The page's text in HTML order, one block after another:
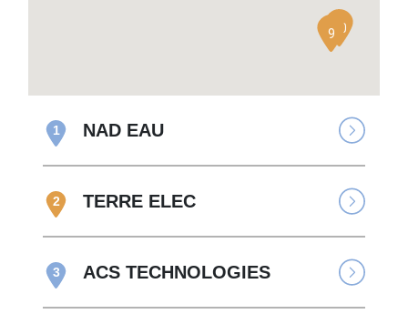
910
1 NAD EAU
2 TERRE ELEC
3 ACS TECHNOLOGIES